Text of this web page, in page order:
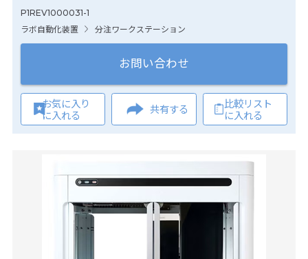
P1REV1000031-1
ラボ自動化装置
分注ワークステーション
お問い合わせ
お気に入り
に入れる
共有する
比較リスト
に入れる